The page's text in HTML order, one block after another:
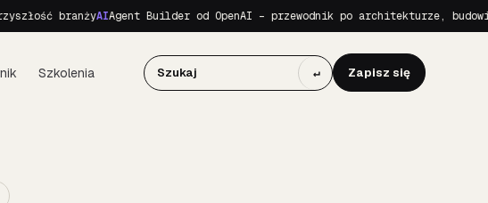
branżyAIAgent Builder od OpenAI – przewodnik po architekturze, budowie i
Szkolenia ↵ Zapisz się